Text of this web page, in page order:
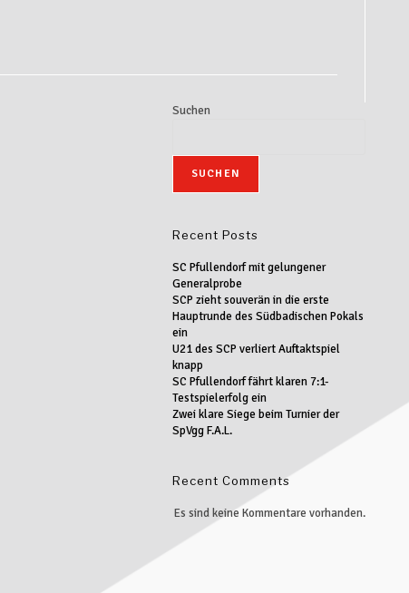
Suchen
SUCHEN
Recent Posts
SC Pfullendorf mit gelungener
Generalprobe
SCP zieht souverän in die erste
Hauptrunde des Südbadischen Pokals
ein
U21 des SCP verliert Auftaktspiel
knapp
SC Pfullendorf fährt klaren 7:1-
Testspielerfolg ein
Zwei klare Siege beim Turnier der
SpVgg F.A.L.
Recent Comments
Es sind keine Kommentare vorhanden.